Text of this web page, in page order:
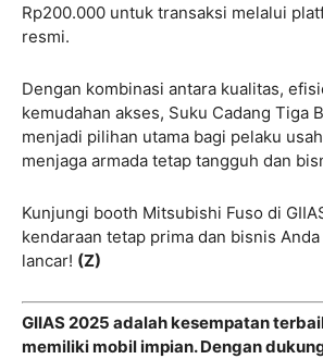
Rp200.000 untuk transaksi melalui
resmi.
Dengan kombinasi antara kualitas,
kemudahan akses, Suku Cadang Tiga
menjadi pilihan utama bagi pelaku
menjaga armada tetap tangguh dan
Kunjungi booth Mitsubishi Fuso di
kendaraan tetap prima dan bisnis
lancar! (Z)
GIIAS 2025 adalah kesempatan
memiliki mobil impian. Dengan